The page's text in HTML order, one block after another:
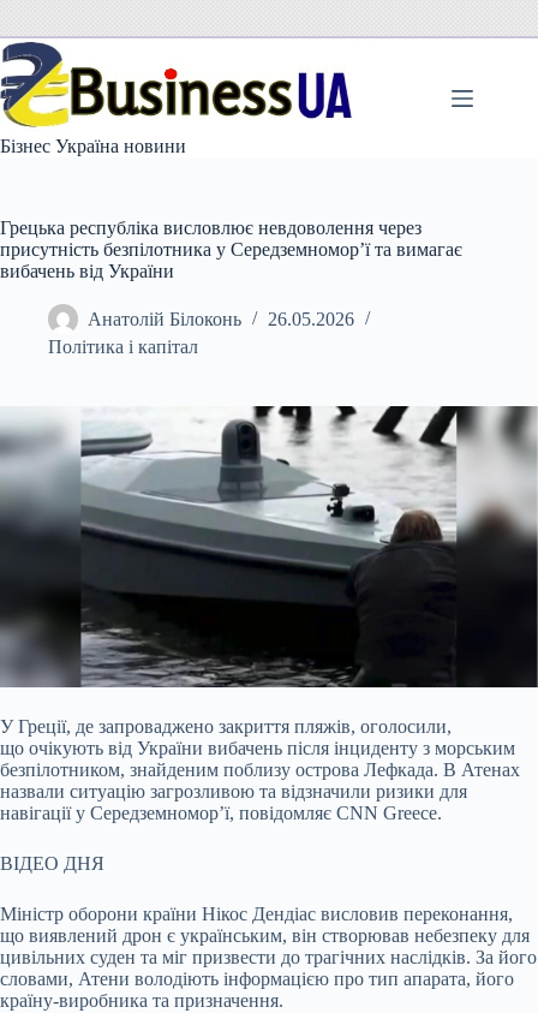
вмісту
Бізнес Україна новини
Грецька республіка висловлює невдоволення через
присутність безпілотника у Середземномор’ї та вимагає
вибачень від України
Анатолій Білоконь
26.05.2026
Політика і капітал
У Греції, де запроваджено закриття пляжів, оголосили,
що очікують від України вибачень після інциденту з морським
безпілотником, знайденим поблизу острова Лефкада. В Атенах
назвали ситуацію загрозливою та відзначили ризики для
навігації у Середземномор’ї, повідомляє CNN Greece.
ВІДЕО ДНЯ
Міністр оборони країни Нікос Дендіас висловив переконання,
що виявлений дрон є українським, він створював небезпеку для
цивільних суден та міг призвести до трагічних наслідків. За його
словами, Атени володіють інформацією про тип апарата, його
країну-виробника та призначення.